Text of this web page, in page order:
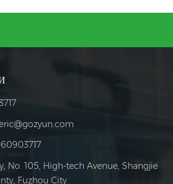
No. 105, High-tech Avenue, Shangjie
Fuzhou City